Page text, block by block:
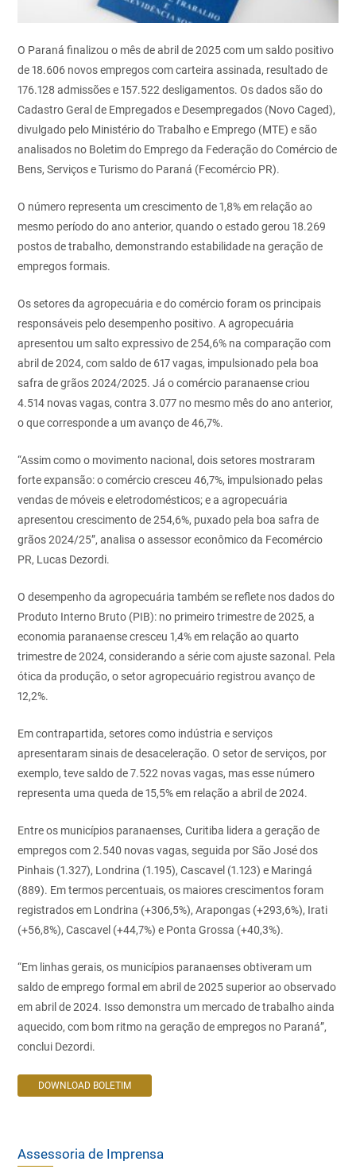
O Paraná finalizou o mês de abril de 2025 com um saldo positivo
de 18.606 novos empregos com carteira assinada, resultado de
176.128 admissões e 157.522 desligamentos. Os dados são do
Cadastro Geral de Empregados e Desempregados (Novo Caged),
divulgado pelo Ministério do Trabalho e Emprego (MTE) e são
analisados no Boletim do Emprego da Federação do Comércio de
Bens, Serviços e Turismo do Paraná (Fecomércio PR).
O número representa um crescimento de 1,8% em relação ao
mesmo período do ano anterior, quando o estado gerou 18.269
postos de trabalho, demonstrando estabilidade na geração de
empregos formais.
Os setores da agropecuária e do comércio foram os principais
responsáveis pelo desempenho positivo. A agropecuária
apresentou um salto expressivo de 254,6% na comparação com
abril de 2024, com saldo de 617 vagas, impulsionado pela boa
safra de grãos 2024/2025. Já o comércio paranaense criou
4.514 novas vagas, contra 3.077 no mesmo mês do ano anterior,
o que corresponde a um avanço de 46,7%.
“Assim como o movimento nacional, dois setores mostraram
forte expansão: o comércio cresceu 46,7%, impulsionado pelas
vendas de móveis e eletrodomésticos; e a agropecuária
apresentou crescimento de 254,6%, puxado pela boa safra de
grãos 2024/25”, analisa o assessor econômico da Fecomércio
PR, Lucas Dezordi.
O desempenho da agropecuária também se reflete nos dados do
Produto Interno Bruto (PIB): no primeiro trimestre de 2025, a
economia paranaense cresceu 1,4% em relação ao quarto
trimestre de 2024, considerando a série com ajuste sazonal. Pela
ótica da produção, o setor agropecuário registrou avanço de
12,2%.
Em contrapartida, setores como indústria e serviços
apresentaram sinais de desaceleração. O setor de serviços, por
exemplo, teve saldo de 7.522 novas vagas, mas esse número
representa uma queda de 15,5% em relação a abril de 2024.
Entre os municípios paranaenses, Curitiba lidera a geração de
empregos com 2.540 novas vagas, seguida por São José dos
Pinhais (1.327), Londrina (1.195), Cascavel (1.123) e Maringá
(889). Em termos percentuais, os maiores crescimentos foram
registrados em Londrina (+306,5%), Arapongas (+293,6%), Irati
(+56,8%), Cascavel (+44,7%) e Ponta Grossa (+40,3%).
“Em linhas gerais, os municípios paranaenses obtiveram um
saldo de emprego formal em abril de 2025 superior ao observado
em abril de 2024. Isso demonstra um mercado de trabalho ainda
aquecido, com bom ritmo na geração de empregos no Paraná”,
conclui Dezordi.
DOWNLOAD BOLETIM
Assessoria de Imprensa